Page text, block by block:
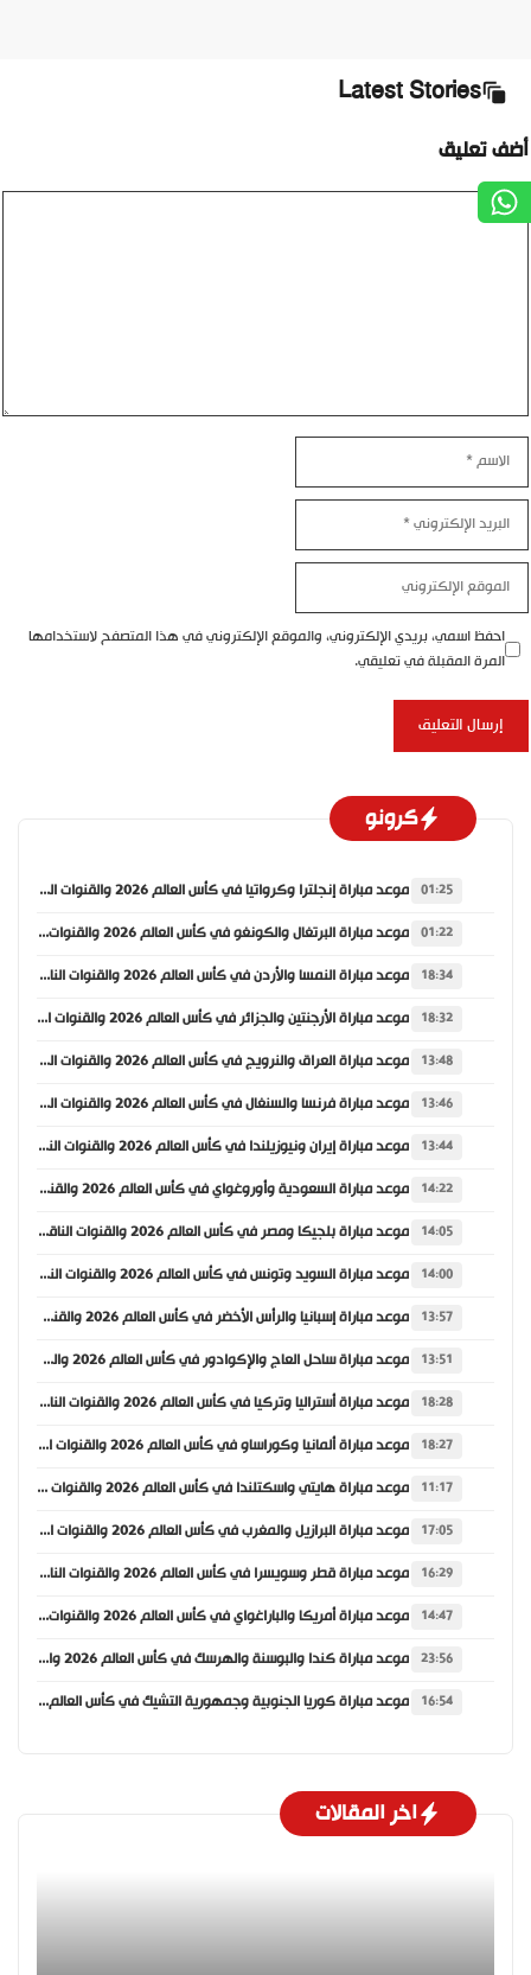
Latest Stories
أضف تعليق
تعليق
الإلكتروني
الإلكتروني
احفظ اسمي، بريدي الإلكتروني، والموقع الإلكتروني في هذا المتصفح لاستخدامها
المرة المقبلة في تعليقي.
كرونو
01:25 موعد مباراة إنجلترا وكرواتيا في كأس العالم 2026 والقنوات الناقلة
01:22 موعد مباراة البرتغال والكونغو في كأس العالم 2026 والقنوات الناقلة
18:34 موعد مباراة النمسا والأردن في كأس العالم 2026 والقنوات الناقلة
18:32 موعد مباراة الأرجنتين والجزائر في كأس العالم 2026 والقنوات الناقلة
13:48 موعد مباراة العراق والنرويج في كأس العالم 2026 والقنوات الناقلة
13:46 موعد مباراة فرنسا والسنغال في كأس العالم 2026 والقنوات الناقلة
13:44 موعد مباراة إيران ونيوزيلندا في كأس العالم 2026 والقنوات الناقلة
14:22 موعد مباراة السعودية وأوروغواي في كأس العالم 2026 والقنوات الناقلة
14:05 موعد مباراة بلجيكا ومصر في كأس العالم 2026 والقنوات الناقلة
14:00 موعد مباراة السويد وتونس في كأس العالم 2026 والقنوات الناقلة
13:57 موعد مباراة إسبانيا والرأس الأخضر في كأس العالم 2026 والقنوات الناقلة
13:51 موعد مباراة ساحل العاج والإكوادور في كأس العالم 2026 والقنوات الناقلة
18:28 موعد مباراة أستراليا وتركيا في كأس العالم 2026 والقنوات الناقلة
18:27 موعد مباراة ألمانيا وكوراساو في كأس العالم 2026 والقنوات الناقلة
11:17 موعد مباراة هايتي واسكتلندا في كأس العالم 2026 والقنوات الناقلة
17:05 موعد مباراة البرازيل والمغرب في كأس العالم 2026 والقنوات الناقلة
16:29 موعد مباراة قطر وسويسرا في كأس العالم 2026 والقنوات الناقلة
14:47 موعد مباراة أمريكا والباراغواي في كأس العالم 2026 والقنوات الناقلة
23:56 موعد مباراة كندا والبوسنة والهرسك في كأس العالم 2026 والقنوات الناقلة
16:54 موعد مباراة كوريا الجنوبية وجمهورية التشيك في كأس العالم 2026 والقنوات الناقلة
اخر المقالات